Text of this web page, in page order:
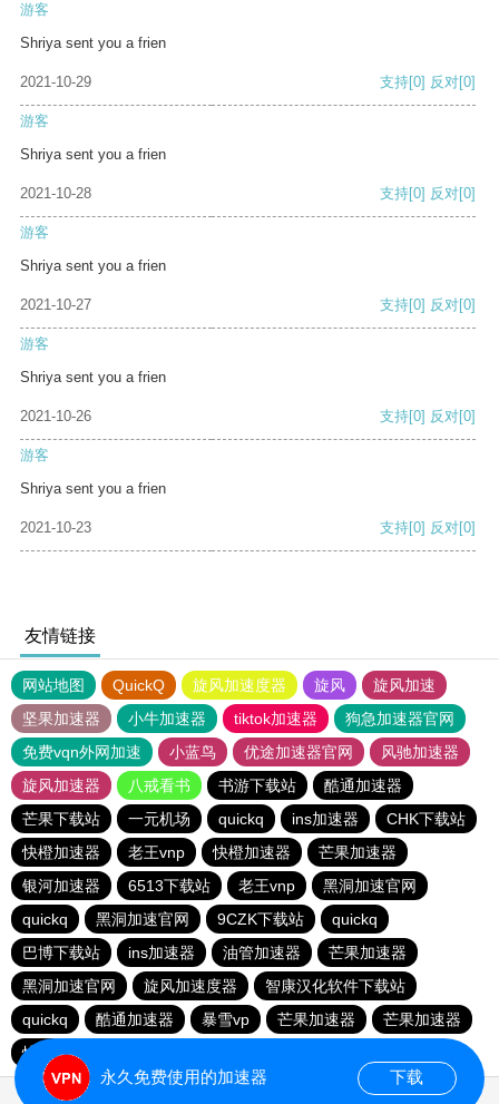
游客
Shriya sent you a frien
2021-10-29 支持[0] 反对[0]
游客
Shriya sent you a frien
2021-10-28 支持[0] 反对[0]
游客
Shriya sent you a frien
2021-10-27 支持[0] 反对[0]
游客
Shriya sent you a frien
2021-10-26 支持[0] 反对[0]
游客
Shriya sent you a frien
2021-10-23 支持[0] 反对[0]
友情链接
网站地图 QuickQ 旋风加速度器 旋风
旋风加速
坚果加速器
小牛加速器 tiktok加速器
狗急加速器官网
免费vqn外网加速
小蓝鸟 优途加速器官网
风驰加速器
旋风加速器
八戒看书 书游下载站
酷通加速器
芒果下载站
一元机场 quickq ins加速器
CHK下载站
快橙加速器
老王vnp 快橙加速器
芒果加速器
银河加速器
6513下载站 老王vnp
黑洞加速官网
quickq
黑洞加速官网 9CZK下载站
quickq
巴博下载站
ins加速器 油管加速器
芒果加速器
黑洞加速官网
旋风加速度器
智康汉化软件下载站
quickq
酷通加速器 暴雪vp 芒果加速器
芒果加速器
快橙加速器
永久免费使用的加速器 下载